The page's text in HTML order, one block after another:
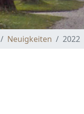
Neuigkeiten 2022